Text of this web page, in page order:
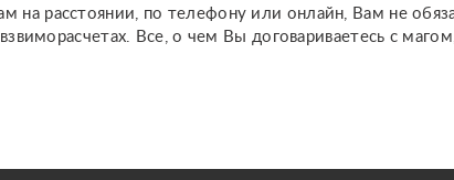
на расстоянии, по телефону или онлайн, Вам не
Все, о чем Вы договариваетесь с